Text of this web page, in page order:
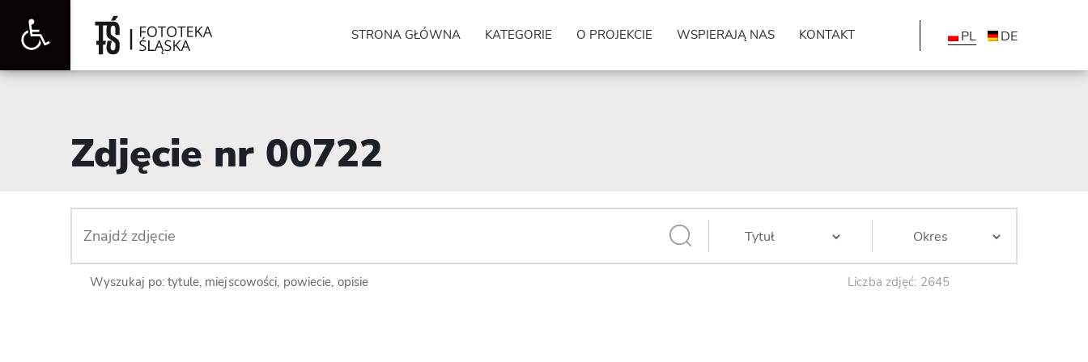
Otwórz
narzędzi
STRONA GŁÓWNA KATEGORIE O PROJEKCIE WSPIERAJĄ NAS KONTAKT PL DE
Zdjęcie nr 00722
Wyszukaj po: tytule, miejscowości, powiecie, opisie Liczba zdjęć: 2645